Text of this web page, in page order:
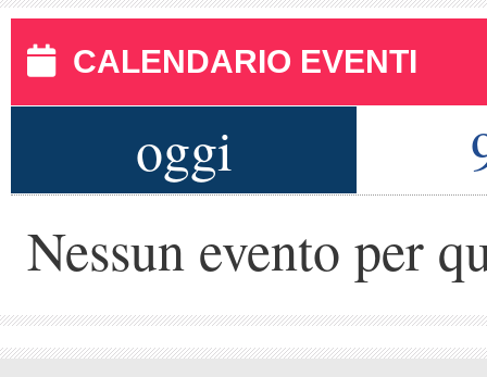
CALENDARIO EVENTI
oggi
Nessun evento per